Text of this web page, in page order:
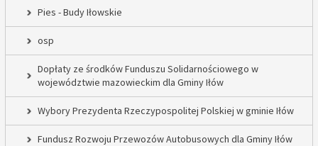
Pies - Budy Iłowskie
osp
Dopłaty ze środków Funduszu Solidarnościowego w
województwie mazowieckim dla Gminy Iłów
Wybory Prezydenta Rzeczypospolitej Polskiej w gminie Iłów
Fundusz Rozwoju Przewozów Autobusowych dla Gminy Iłów